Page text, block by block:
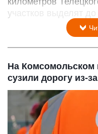
участков выделят
На Комсомольском
сузили дорогу из-